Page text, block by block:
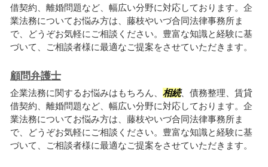
借契約、離婚問題など、幅広い分野に対応しております。企
業法務についてお悩み方は、藤枝やいづ合同法律事務所ま
で、どうぞお気軽にご相談ください。豊富な知識と経験に基
づいて、ご相談者様に最適なご提案をさせていただきます。
顧問弁護士
企業法務に関するお悩みはもちろん、 相続、債務整理、賃貸
借契約、離婚問題など、幅広い分野に対応しております。企
業法務についてお悩み方は、藤枝やいづ合同法律事務所ま
で、どうぞお気軽にご相談ください。豊富な知識と経験に基
づいて、ご相談者様に最適なご提案をさせていただきます。